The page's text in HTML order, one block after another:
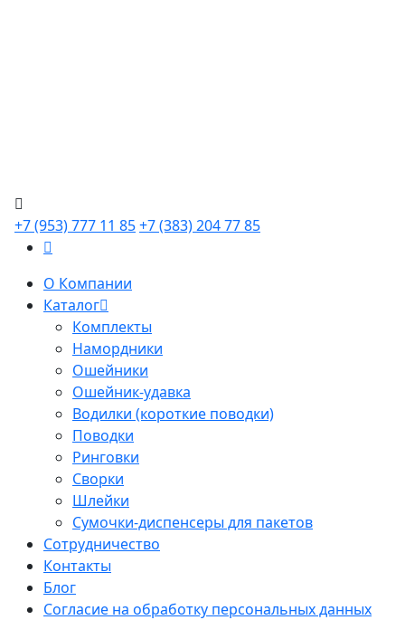
+7 (953) 777 11 85+7 (383) 204 77 85
О Компании
Каталог
Комплекты
Намордники
Ошейники
Ошейник-удавка
Водилки (короткие поводки)
Поводки
Ринговки
Сворки
Шлейки
Сумочки-диспенсеры для пакетов
Сотрудничество
Контакты
Блог
Согласие на обработку персональных данных